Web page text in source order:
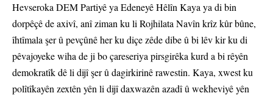
Hevseroka DEM Partiyê ya Edeneyê Hêlîn Kaya ya di bin
dorpêçê de axivî, anî ziman ku li Rojhilata Navîn krîz kûr bûne,
îhtîmala şer û pevçûnê her ku diçe zêde dibe û bi lêv kir ku di
pêvajoyeke wiha de ji bo çareseriya pirsgirêka kurd a bi rêyên
demokratîk dê li dijî şer û dagirkirinê rawestin. Kaya, xwest ku
polîtîkayên zextên yên li dijî daxwazên azadî û wekheviyê yên